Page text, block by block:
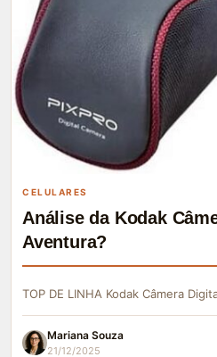
CELULARES
Análise da Kodak
Aventura?
TOP DE LINHA Kodak Câmera
Mariana Souza
21/12/2025